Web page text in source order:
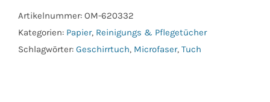
Menge
Artikelnummer: OM-620332
Kategorien: Papier, Reinigungs & Pflegetücher
Schlagwörter: Geschirrtuch, Microfaser, Tuch